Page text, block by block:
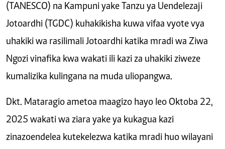
(TANESCO) na Kampuni yake Tanzu ya Uendelezaji
Jotoardhi (TGDC) kuhakikisha kuwa vifaa vyote vya
uhakiki wa rasilimali Jotoardhi katika mradi wa Ziwa
Ngozi vinafika kwa wakati ili kazi za uhakiki ziweze
kumalizika kulingana na muda uliopangwa.
Dkt. Mataragio ametoa maagizo hayo leo Oktoba 22,
2025 wakati wa ziara yake ya kukagua kazi
zinazoendelea kutekelezwa katika mradi huo wilayani